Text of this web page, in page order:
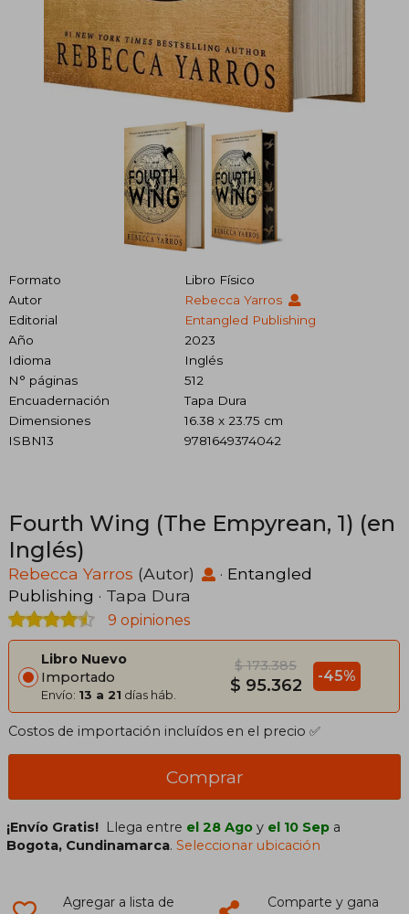
Formato
Libro Físico
Autor
Rebecca Yarros
Editorial
Entangled Publishing
Año
2023
Idioma
Inglés
N° páginas
512
Encuadernación
Tapa Dura
Dimensiones
16.38 x 23.75 cm
ISBN13
9781649374042
Fourth Wing (The Empyrean, 1) (en
Inglés)
Rebecca Yarros (Autor) · Entangled
Publishing · Tapa Dura
9 opiniones
Libro Nuevo
Importado
Envío: 13 a 21 días háb.
$ 173.385
$ 95.362 -45%
Costos de importación incluídos en el precio ✅
Comprar
¡Envío Gratis! Llega entre el 28 Ago y el 10 Sep a
Bogota, Cundinamarca.Seleccionar ubicación
Agregar a lista de
Comparte y gana